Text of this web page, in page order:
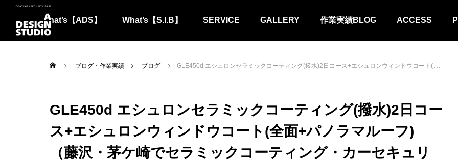
What’s【ADS】 What’s【S.I.B】 SERVICE GALLERY 作業実績BLOG ACCESS
ブログ・作業実績 ブログ GLE450d エシュロンセラミックコーティング(撥水)2日コース+エシュロンウィンドウコート(全面+パノラマルーフ) （藤沢・茅ケ崎でセラミックコーティング・カーセキュリティ取付するならADSへ）
GLE450d エシュロンセラミックコーティング(撥水)2日コー
ス+エシュロンウィンドウコート(全面+パノラマルーフ)
（藤沢・茅ケ崎でセラミックコーティング・カーセキュリ